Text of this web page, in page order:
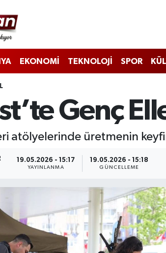
EKONOMİ TEKNOLOJİ SPOR
Genç
atölyelerinde üretmenin
19.05.2026 - 15:17
YAYINLANMA
19.05.2026 - 15:18
GÜNCELLEME
Fikstür